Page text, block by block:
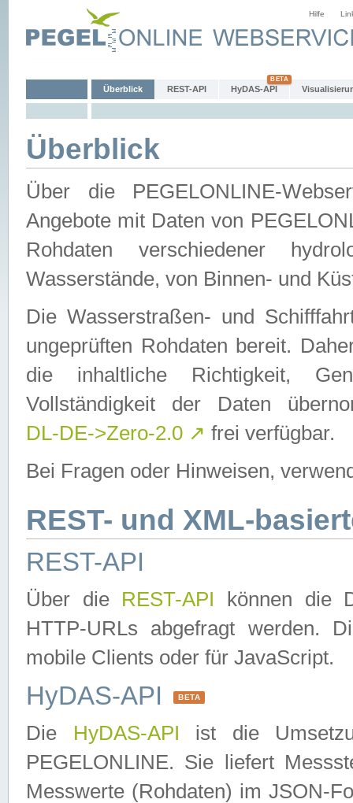
Hilfe
Überblick REST-API HyDAS-API
Überblick
Über die PEGELONLINE-
Angebote mit Daten von
Rohdaten verschiedener
Wasserstände, von Binnen- und
Die Wasserstraßen- und
ungeprüften Rohdaten bereit.
die inhaltliche Richtigkeit,
Vollständigkeit der Daten
DL-DE->Zero-2.0 ↗ frei verfügbar.
Bei Fragen oder Hinweisen,
REST- und XML-
REST-API
Über die REST-API können die
HTTP-URLs abgefragt werden.
mobile Clients oder für JavaScript.
HyDAS-API BETA
Die HyDAS-API ist die
PEGELONLINE. Sie liefert
Messwerte (Rohdaten) im JSON-